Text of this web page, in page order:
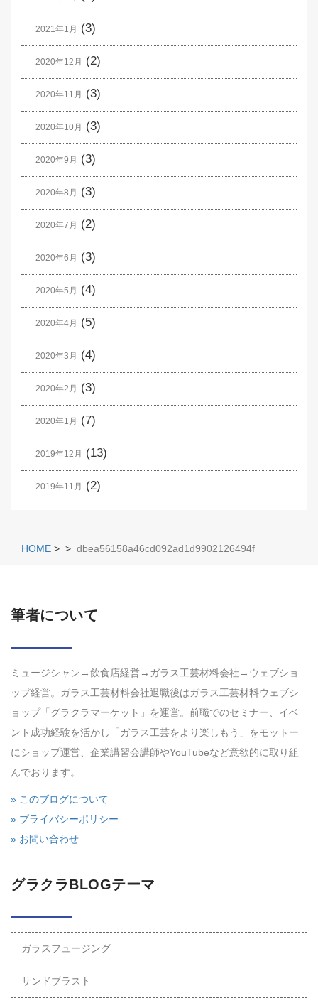
2021年1月 (3)
2020年12月 (2)
2020年11月 (3)
2020年10月 (3)
2020年9月 (3)
2020年8月 (3)
2020年7月 (2)
2020年6月 (3)
2020年5月 (4)
2020年4月 (5)
2020年3月 (4)
2020年2月 (3)
2020年1月 (7)
2019年12月 (13)
2019年11月 (2)
HOME > > dbea56158a46cd092ad1d9902126494f
筆者について
ミュージシャン→飲食店経営→ガラス工芸材料会社→ウェブショ
ップ経営。ガラス工芸材料会社退職後はガラス工芸材料ウェブシ
ョップ「グラクラマーケット」を運営。前職でのセミナー、イベ
ント成功経験を活かし「ガラス工芸をより楽しもう」をモットー
にショップ運営、企業講習会講師やYouTubeなど意欲的に取り組
んでおります。
» このブログについて
» プライバシーポリシー
» お問い合わせ
グラクラBLOGテーマ
ガラスフュージング
サンドブラスト